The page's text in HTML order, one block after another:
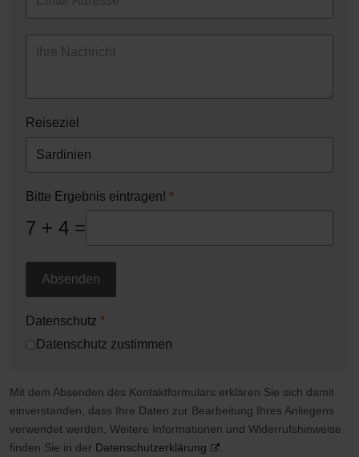
Reiseziel
Bitte Ergebnis eintragen! *
7 + 4 =
Absenden
Datenschutz *
Datenschutz zustimmen
Mit dem Absenden des Kontaktformulars erklären Sie sich damit
einverstanden, dass Ihre Daten zur Bearbeitung Ihres Anliegens
verwendet werden. Weitere Informationen und Widerrufshinweise
finden Sie in der Datenschutzerklärung